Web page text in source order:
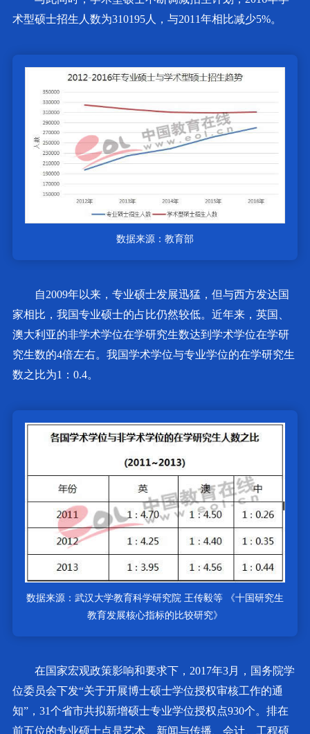
术型硕士招生人数为310195人，与2011年相比减少5%。
数据来源：教育部
自2009年以来，专业硕士发展迅猛，但与西方发达国
家相比，我国专业硕士的占比仍然较低。近年来，英国、
澳大利亚的非学术学位在学研究生数达到学术学位在学研
究生数的4倍左右。我国学术学位与专业学位的在学研究生
数之比为1：0.4。
数据来源：武汉大学教育科学研究院 王传毅等 《十国研究生
教育发展核心指标的比较研究》
在国家宏观政策影响和要求下，2017年3月，国务院学
位委员会下发“关于开展博士硕士学位授权审核工作的通
知”，31个省市共拟新增硕士专业学位授权点930个。排在